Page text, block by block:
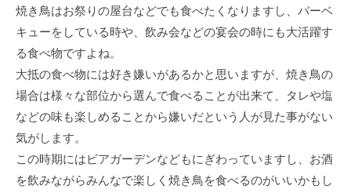
焼き鳥はお祭りの屋台などでも食べたくなりますし、バーベ
キューをしている時や、飲み会などの宴会の時にも大活躍す
る食べ物ですよね。
大抵の食べ物には好き嫌いがあるかと思いますが、焼き鳥の
場合は様々な部位から選んで食べることが出来て、タレや塩
などの味も楽しめることから嫌いだという人が見た事がない
気がします。
この時期にはビアガーデンなどもにぎわっていますし、お酒
を飲みながらみんなで楽しく焼き鳥を食べるのがいいかもし